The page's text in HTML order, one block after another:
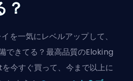
？
一気にレベルアップして、
できてる？最高品質のEloking
今すぐ買って、今まで以上に